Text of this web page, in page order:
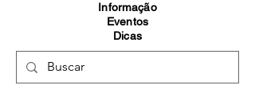
Informação
Eventos
Dicas